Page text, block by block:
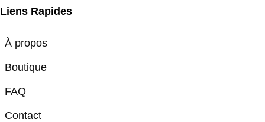
Liens Rapides
À propos
Boutique
FAQ
Contact